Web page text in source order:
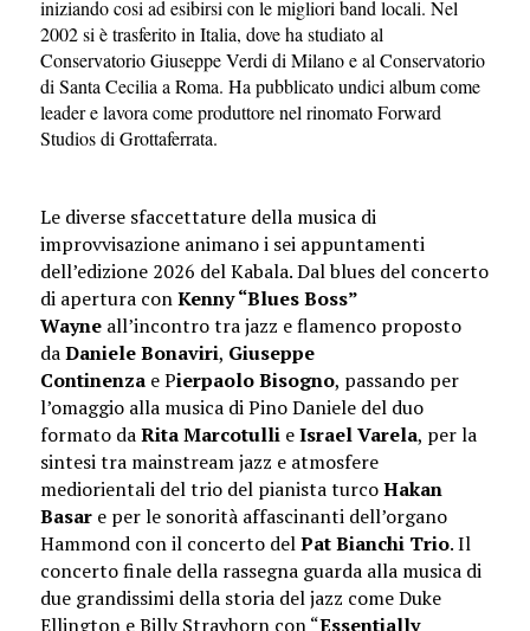
iniziando cosi ad esibirsi con le migliori band locali. Nel
2002 si è trasferito in Italia, dove ha studiato al
Conservatorio Giuseppe Verdi di Milano e al Conservatorio
di Santa Cecilia a Roma. Ha pubblicato undici album come
leader e lavora come produttore nel rinomato Forward
Studios di Grottaferrata.
Le diverse sfaccettature dellamusica di
improvvisazione animano i sei appuntamenti
dell’edizione 2026 del Kabala. Dal blues del concerto
di apertura conKenny “Blues Boss”
Wayneall’incontro tra jazz e flamenco proposto
daDaniele Bonaviri, Giuseppe
Continenzae Pierpaolo Bisogno, passando per
l’omaggio alla musica di Pino Daniele del duo
formato daRita MarcotullieIsrael Varela, per la
sintesi tra mainstream jazz e atmosfere
mediorientali del trio del pianista turcoHakan
Basare perle sonorità affascinanti dell’organo
Hammond con il concerto delPat Bianchi Trio. Il
concerto finale della rassegna guarda alla musica di
due grandissimi della storia del jazz come Duke
Ellington e Billy Strayhorn con “Essentially